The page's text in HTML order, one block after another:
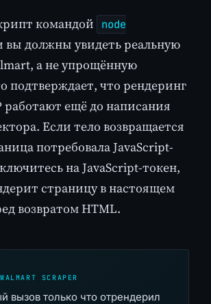
командой
node
вы должны увидеть реальную
а не упрощённую
подтверждает, что рендеринг
работают ещё до написания
Если тело возвращается
потребовала JavaScript-
на JavaScript-токен,
страницу в настоящем
возвратом HTML.
SCRAPER
вызов только что отрендерил